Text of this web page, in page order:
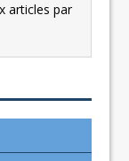
articles par